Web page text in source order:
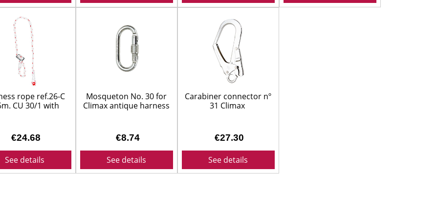
SUELOS Y SEÑALIZACIÓN
rope ref.26-C
CU 30/1 with
€24.68
See details
Mosqueton No. 30 for
Climax antique harness
€8.74
See details
Carabiner connector nº
31 Climax
€27.30
See details